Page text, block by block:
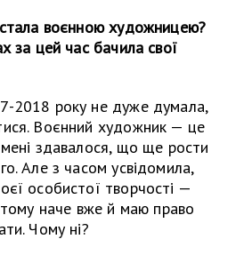
воєнною художницею?
за цей час бачила свої
2018 року не дуже думала,
Воєнний художник — це
здавалося, що ще рости
Але з часом усвідомила,
особистої творчості —
тому наче вже й маю право
Чому ні?